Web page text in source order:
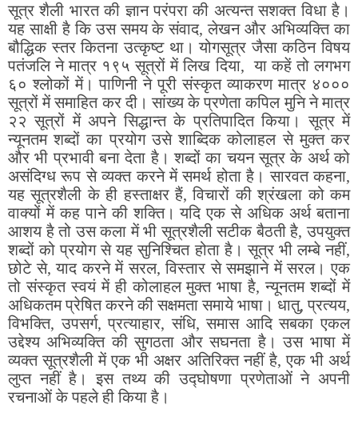
सूत्र शैली भारत की ज्ञान परंपरा की अत्यन्त सशक्त विधा है।
यह साक्षी है कि उस समय के संवाद, लेखन और अभिव्यक्ति का
बौद्धिक स्तर कितना उत्कृष्ट था। योगसूत्र जैसा कठिन विषय
पतंजलि ने मात्र १९५ सूत्रों में लिख दिया, या कहें तो लगभग
६० श्लोकों में। पाणिनी ने पूरी संस्कृत व्याकरण मात्र ४०००
सूत्रों में समाहित कर दी। सांख्य के प्रणेता कपिल मुनि ने मात्र
२२ सूत्रों में अपने सिद्धान्त के प्रतिपादित किया। सूत्र में
न्यूनतम शब्दों का प्रयोग उसे शाब्दिक कोलाहल से मुक्त कर
और भी प्रभावी बना देता है। शब्दों का चयन सूत्र के अर्थ को
असंदिग्ध रूप से व्यक्त करने में समर्थ होता है। सारवत कहना,
यह सूत्रशैली के ही हस्ताक्षर हैं, विचारों की श्रंखला को कम
वाक्यों में कह पाने की शक्ति। यदि एक से अधिक अर्थ बताना
आशय है तो उस कला में भी सूत्रशैली सटीक बैठती है, उपयुक्त
शब्दों को प्रयोग से यह सुनिश्चित होता है। सूत्र भी लम्बे नहीं,
छोटे से, याद करने में सरल, विस्तार से समझाने में सरल। एक
तो संस्कृत स्वयं में ही कोलाहल मुक्त भाषा है, न्यूनतम शब्दों में
अधिकतम प्रेषित करने की सक्षमता समाये भाषा। धातु, प्रत्यय,
विभक्ति, उपसर्ग, प्रत्याहार, संधि, समास आदि सबका एकल
उद्देश्य अभिव्यक्ति की सुगठता और सघनता है। उस भाषा में
व्यक्त सूत्रशैली में एक भी अक्षर अतिरिक्त नहीं है, एक भी अर्थ
लुप्त नहीं है। इस तथ्य की उद्घोषणा प्रणेताओं ने अपनी
रचनाओं के पहले ही किया है।